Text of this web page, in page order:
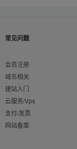
常见问题
会员注册
域名相关
建站入门
云服务/Vps
支付/发票
网站备案